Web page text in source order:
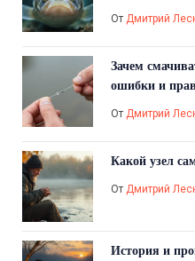
От Дмитрий
Зачем
ошибки и
От Дмитрий
Какой узел
От Дмитрий
История и